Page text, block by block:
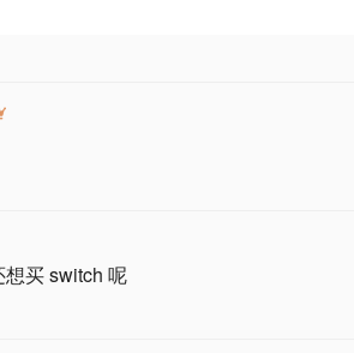
买 switch 呢